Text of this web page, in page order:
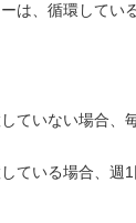
は、循環してい
ていない場合、
ている場合、週